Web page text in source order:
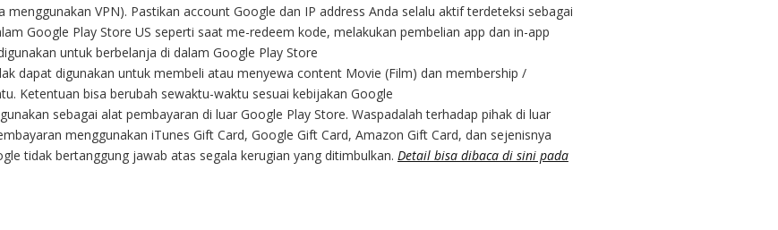
menggunakan VPN). Pastikan account Google dan IP address Anda selalu aktif terdeteksi sebagai
Google Play Store US seperti saat me-redeem kode, melakukan pembelian app dan in-app
untuk berbelanja di dalam Google Play Store
dapat digunakan untuk membeli atau menyewa content Movie (Film) dan membership /
Ketentuan bisa berubah sewaktu-waktu sesuai kebijakan Google
sebagai alat pembayaran di luar Google Play Store. Waspadalah terhadap pihak di luar
menggunakan iTunes Gift Card, Google Gift Card, Amazon Gift Card, dan sejenisnya
tidak bertanggung jawab atas segala kerugian yang ditimbulkan. Detail bisa dibaca di sini pada